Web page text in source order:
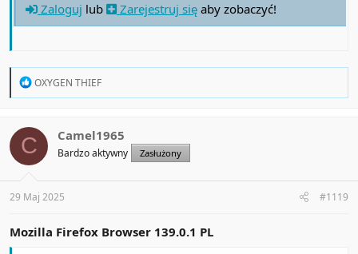
Zaloguj lub Zarejestruj się aby zobaczyć!
R
t
i
s
:
OXYGEN THIEF
C Camel1965
Bardzo aktywny Zasłużony
29 Maj 2025 #1119
Mozilla Firefox Browser 139.0.1 PL